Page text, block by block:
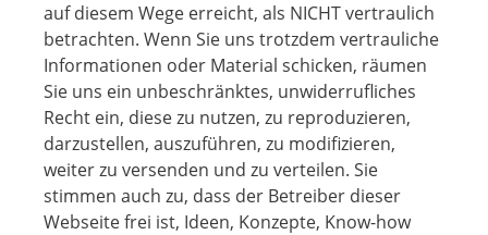
auf diesem Wege erreicht, als NICHT vertraulich
betrachten. Wenn Sie uns trotzdem vertrauliche
Informationen oder Material schicken, räumen
Sie uns ein unbeschränktes, unwiderrufliches
Recht ein, diese zu nutzen, zu reproduzieren,
darzustellen, auszuführen, zu modifizieren,
weiter zu versenden und zu verteilen. Sie
stimmen auch zu, dass der Betreiber dieser
Webseite frei ist, Ideen, Konzepte, Know-how